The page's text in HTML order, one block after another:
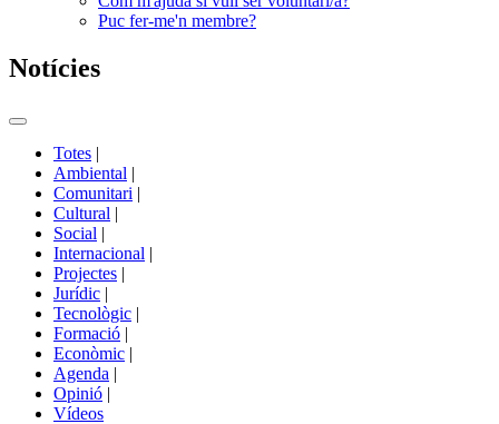
Puc fer-me'n membre?
Notícies
Commutador
portals
Totes |
Ambiental |
Comunitari |
Cultural |
Social |
Internacional |
Projectes |
Jurídic |
Tecnològic |
Formació |
Econòmic |
Agenda |
Opinió |
Vídeos